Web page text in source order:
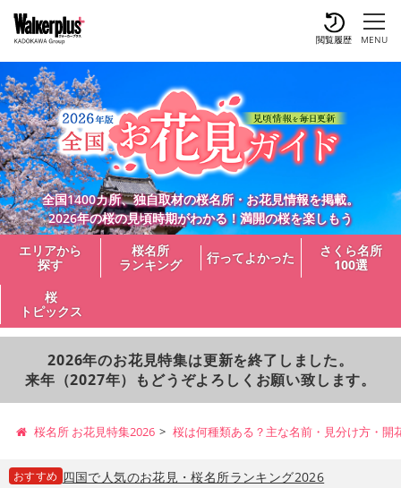
MENU
閲覧履歴
全国1400カ所、独自取材の桜名所・お花見情報を掲載。
2026年の桜の見頃時期がわかる！満開の桜を楽しもう
エリアから
探す
桜名所
ランキング
行ってよかった
さくら名所
100選
桜
トピックス
2026年のお花見特集は更新を終了しました。
来年（2027年）もどうぞよろしくお願い致します。
桜名所 お花見特集2026 桜は何種類ある？主な名前・見分け方・開
おすすめ 四国で人気のお花見・桜名所ランキング2026